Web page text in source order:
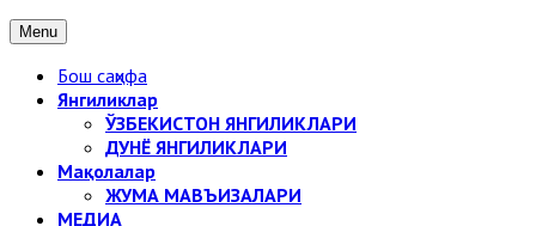
Menu
Бош саҳифа
Янгиликлар
ЎЗБЕКИСТОН ЯНГИЛИКЛАРИ
ДУНЁ ЯНГИЛИКЛАРИ
Мақолалар
ЖУМА МАВЪИЗАЛАРИ
МЕДИА